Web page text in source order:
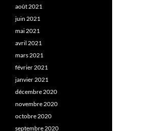
août 2021
juin 2021
mai 2021
avril 2021
mars 2021
février 2021
janvier 2021
décembre 2020
novembre 2020
octobre 2020
septembre 2020